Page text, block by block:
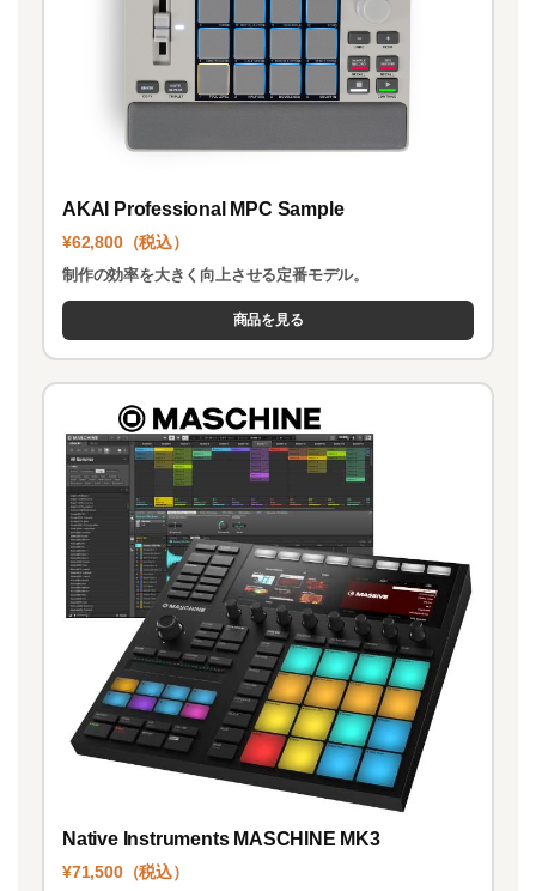
AKAI Professional MPC Sample
¥62,800（税込）
制作の効率を大きく向上させる定番モデル。
商品を見る
Native Instruments MASCHINE MK3
¥71,500（税込）